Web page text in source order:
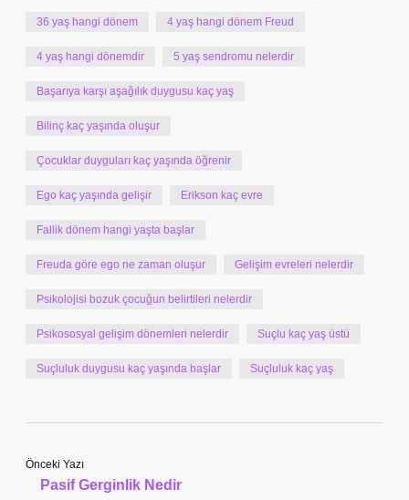
36 yaş hangi dönem 4 yaş hangi dönem Freud
4 yaş hangi dönemdir 5 yaş sendromu nelerdir
Başarıya karşı aşağılık duygusu kaç yaş
Bilinç kaç yaşında oluşur
Çocuklar duyguları kaç yaşında öğrenir
Ego kaç yaşında gelişir Erikson kaç evre
Fallik dönem hangi yaşta başlar
Freuda göre ego ne zaman oluşur Gelişim evreleri nelerdir
Psikolojisi bozuk çocuğun belirtileri nelerdir
Psikososyal gelişim dönemleri nelerdir Suçlu kaç yaş üstü
Suçluluk duygusu kaç yaşında başlar Suçluluk kaç yaş
Önceki Yazı
Pasif Gerginlik Nedir